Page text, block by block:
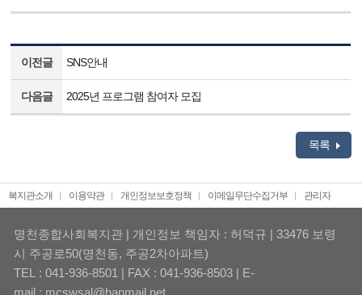
이전글 SNS안내
다음글 2025년 프로그램 참여자 모집
목록
복지관소개 이용약관 개인정보보호정책 이메일무단수집거부 관리자
명천종합사회복지관 | 개인정보 책임자 : 허덕규 | 33476 보령
시 주공로50(명천동, 주공2차아파트)
TEL : 041-936-8501 | FAX : 041-936-8503 | E-
mail : mcswsal@hanmail.net